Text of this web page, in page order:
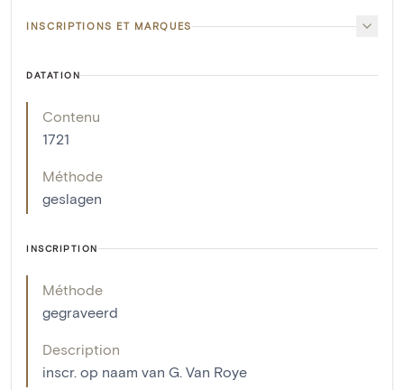
INSCRIPTIONS ET MARQUES
DATATION
Contenu
1721
Méthode
geslagen
INSCRIPTION
Méthode
gegraveerd
Description
inscr. op naam van G. Van Roye